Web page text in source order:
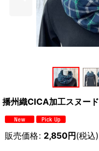
播州織CICA加工スヌード
販売価格: 2,850円(税込)